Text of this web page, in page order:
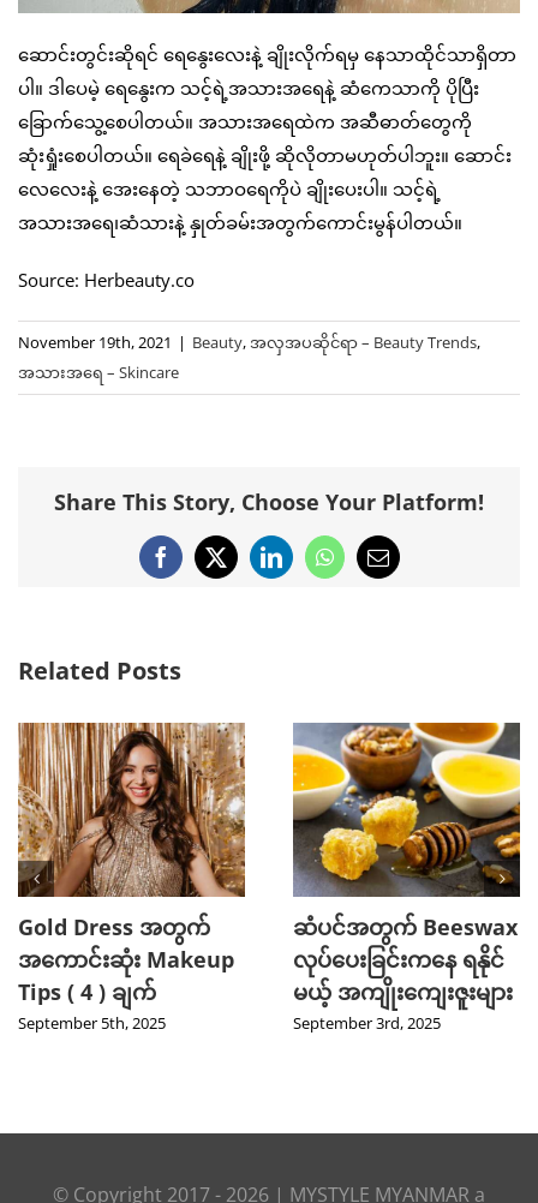
ဆောင်းတွင်းဆိုရင် ရေနွေးလေးနဲ့ ချိုးလိုက်ရမှ နေသာထိုင်သာရှိတာ
ပါ။ ဒါပေမဲ့ ရေနွေးက သင့်ရဲ့အသားအရေနဲ့ ဆံကေသာကို ပိုပြီး
ခြောက်သွေ့စေပါတယ်။ အသားအရေထဲက အဆီဓာတ်တွေကို
ဆုံးရှုံးစေပါတယ်။ ရေခဲရေနဲ့ ချိုးဖို့ ဆိုလိုတာမဟုတ်ပါဘူး။ ဆောင်း
လေလေးနဲ့ အေးနေတဲ့ သဘာဝရေကိုပဲ ချိုးပေးပါ။ သင့်ရဲ့
အသားအရေ၊ဆံသားနဲ့ နှုတ်ခမ်းအတွက်ကောင်းမွန်ပါတယ်။
Source: Herbeauty.co
November 19th, 2021 | Beauty,အလှအပဆိုင်ရာ – Beauty Trends,
အသားအရေ – Skincare
Share This Story, Choose Your Platform!
Facebook
X LinkedInWhatsApp
Email
Related Posts
Gold Dress အတွက်
အကောင်းဆုံး Makeup
Tips ( 4 ) ချက်
September 5th, 2025
ဆံပင်အတွက် Beeswax
လုပ်ပေးခြင်းကနေ ရနိုင်
မယ့် အကျိုးကျေးဇူးများ
September 3rd, 2025
© Copyright 2017 - 2026 | MYSTYLE MYANMAR a